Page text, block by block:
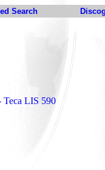
Search
Teca LIS 590